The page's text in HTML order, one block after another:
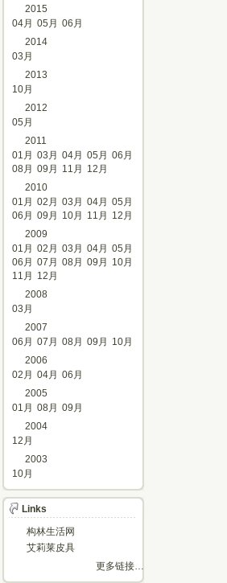
2015
04月 05月 06月
2014
03月
2013
10月
2012
05月
2011
01月 03月 04月 05月 06月
08月 09月 11月
12月
2010
01月 02月 03月 04月 05月
06月 09月 10月 11月
12月
2009
01月 02月 03月 04月 05月
06月 07月 08月 09月
10月
11月
12月
2008
03月
2007
06月 07月 08月 09月
10月
2006
02月 04月 06月
2005
01月 08月 09月
2004
12月
2003
10月
Links
构林生活网
艾莉莱皮具
更多链接…